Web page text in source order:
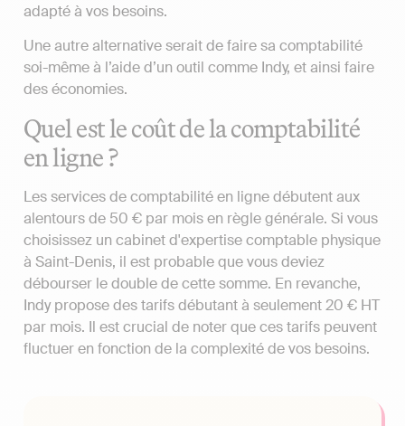
adapté à vos besoins.
Une autre alternative serait de faire sa comptabilité
soi-même à l’aide d’un outil comme Indy, et ainsi faire
des économies.
Quel est le coût de la comptabilité
en ligne ?
Les services de comptabilité en ligne débutent aux
alentours de 50 € par mois en règle générale. Si vous
choisissez un cabinet d'expertise comptable physique
à Saint-Denis, il est probable que vous deviez
débourser le double de cette somme. En revanche,
Indy propose des tarifs débutant à seulement 20 € HT
par mois. Il est crucial de noter que ces tarifs peuvent
fluctuer en fonction de la complexité de vos besoins.